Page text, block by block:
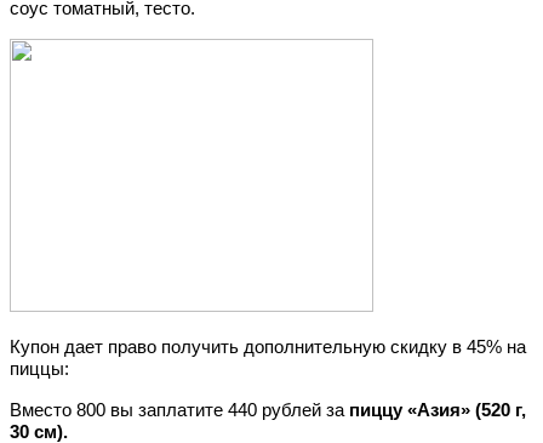
соус томатный, тесто.
Купон дает право получить дополнительную скидку в 45% на
пиццы:
Вместо 800 вы заплатите 440 рублей за пиццу «Азия» (520 г,
30 см).